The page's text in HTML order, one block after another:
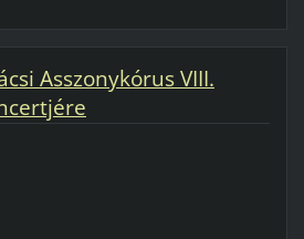
Asszonykórus VIII.